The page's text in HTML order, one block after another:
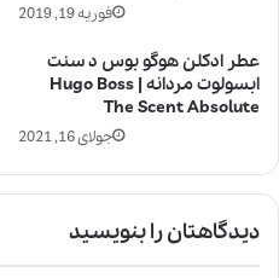
فوریه 19, 2019
عطر ادکلن هوگو بوس د سنت
ابسولوت مردانه | Hugo Boss
The Scent Absolute
جولای 16, 2021
دیدگاهتان را بنویسید